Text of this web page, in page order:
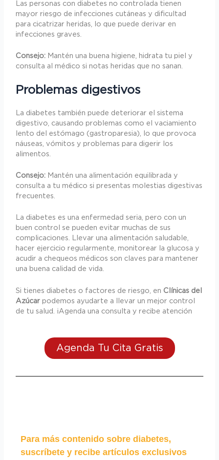
Las personas con diabetes no controlada tienen
mayor riesgo de infecciones cutáneas y dificultad
para cicatrizar heridas, lo que puede derivar en
infecciones graves.
Consejo: Mantén una buena higiene, hidrata tu piel y
consulta al médico si notas heridas que no sanan.
Problemas digestivos
La diabetes también puede deteriorar el sistema
digestivo, causando problemas como el vaciamiento
lento del estómago (gastroparesia), lo que provoca
náuseas, vómitos y problemas para digerir los
alimentos.
Consejo: Mantén una alimentación equilibrada y
consulta a tu médico si presentas molestias digestivas
frecuentes.
La diabetes es una enfermedad seria, pero con un
buen control se pueden evitar muchas de sus
complicaciones. Llevar una alimentación saludable,
hacer ejercicio regularmente, monitorear la glucosa y
acudir a chequeos médicos son claves para mantener
una buena calidad de vida.
Si tienes diabetes o factores de riesgo, en Clínicas del
Azúcar podemos ayudarte a llevar un mejor control
de tu salud. ¡Agenda una consulta y recibe atención
Agenda Tu Cita Gratis
Para más contenido sobre diabetes,
suscríbete y recibe artículos exclusivos